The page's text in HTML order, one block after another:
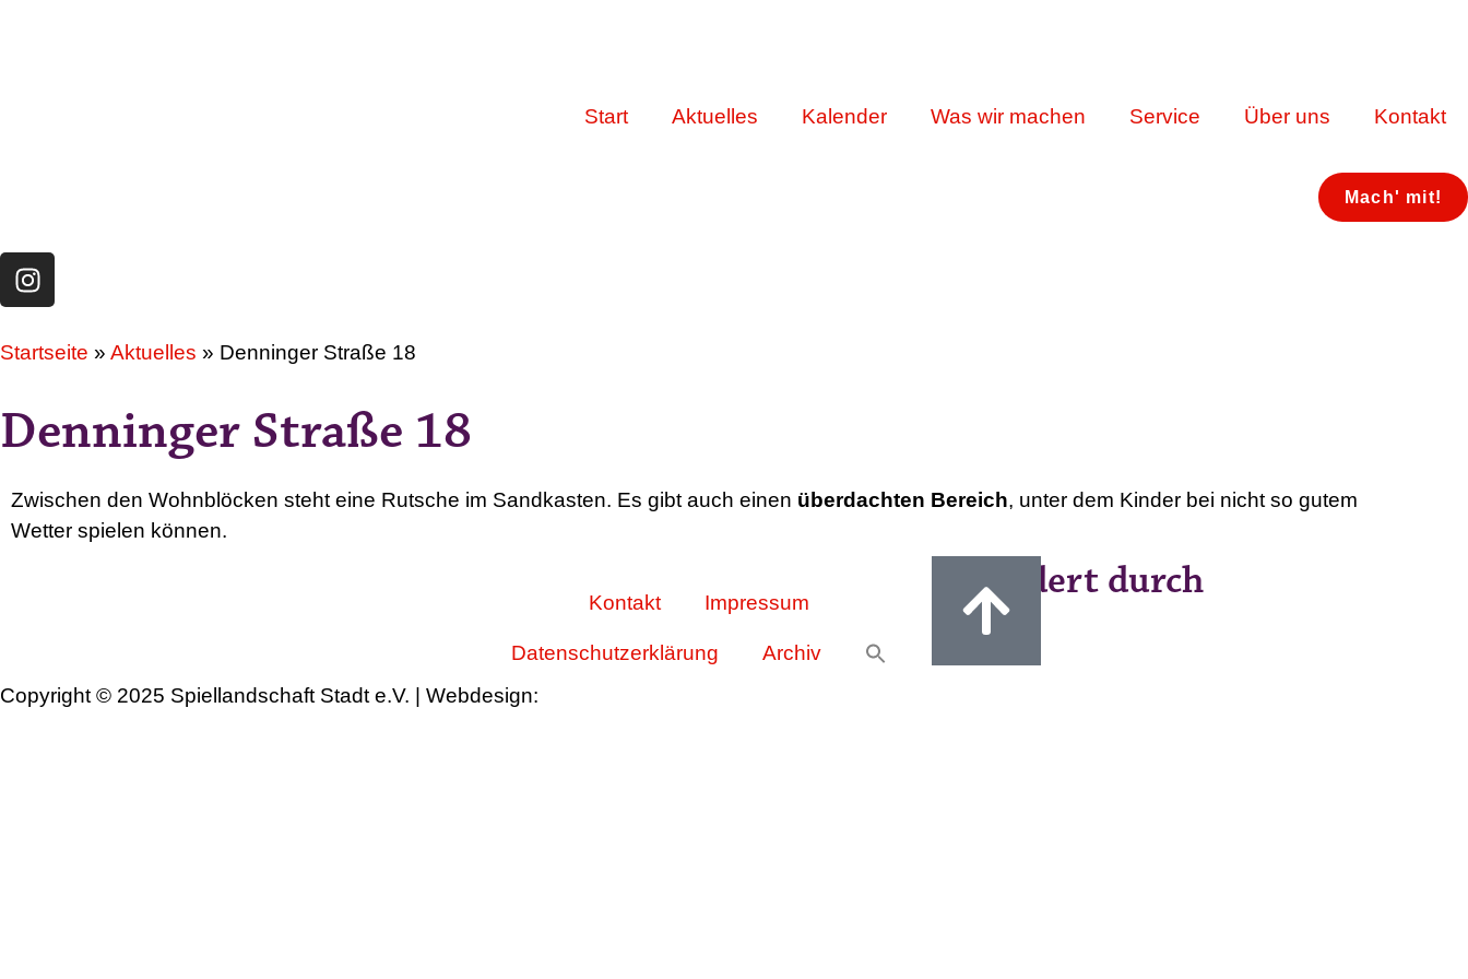
Start Aktuelles Kalender Was wir machen Service Über uns Kontakt
Mach' mit!
Startseite » Aktuelles » Denninger Straße 18
Denninger Straße 18
Zwischen den Wohnblöcken steht eine Rutsche im Sandkasten. Es gibt auch einen überdachten Bereich, unter dem Kinder bei nicht so gutem
Wetter spielen können.
Kontakt Impressum
Datenschutzerklärung Archiv
Gefördert durch
Copyright © 2025 Spiellandschaft Stadt e.V. | Webdesign: